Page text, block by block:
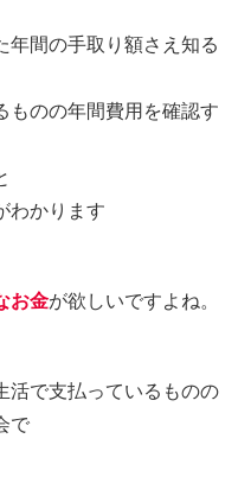
年間の手取り額さえ知る
ものの年間費用を確認す
わかります
お金が欲しいですよね。
活で支払っているものの
で